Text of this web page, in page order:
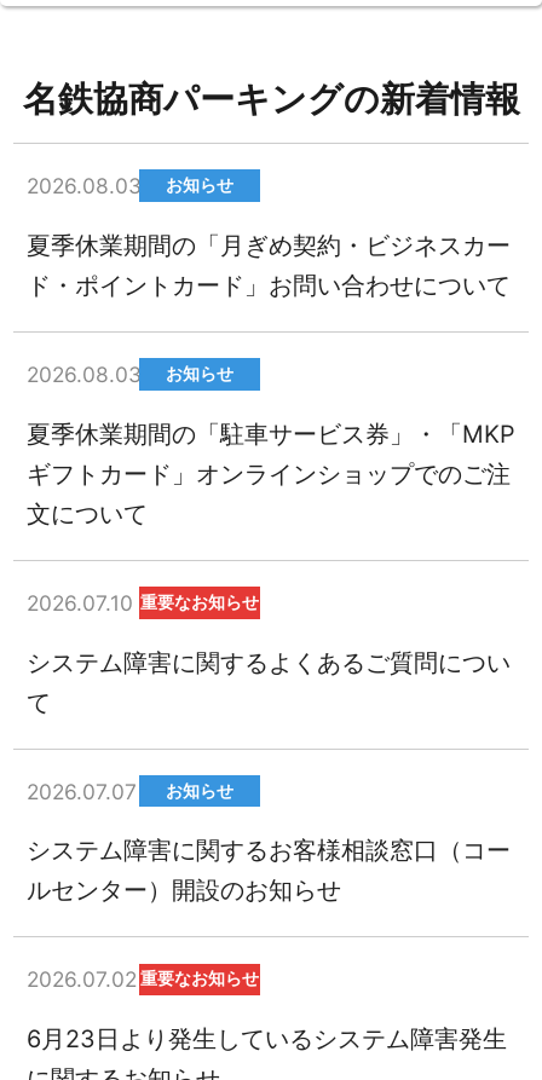
名鉄協商パーキングの新着情報
2026.08.03 お知らせ
夏季休業期間の「月ぎめ契約・ビジネスカー
ド・ポイントカード」お問い合わせについて
2026.08.03 お知らせ
夏季休業期間の「駐車サービス券」・「MKP
ギフトカード」オンラインショップでのご注
文について
2026.07.10 重要なお知らせ
システム障害に関するよくあるご質問につい
て
2026.07.07 お知らせ
システム障害に関するお客様相談窓口（コー
ルセンター）開設のお知らせ
2026.07.02 重要なお知らせ
6月23日より発生しているシステム障害発生